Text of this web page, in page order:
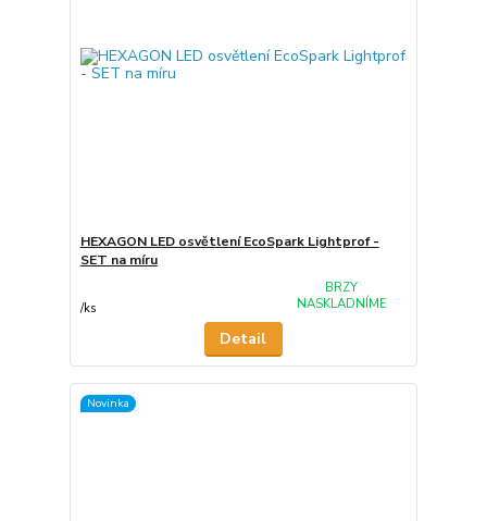
HEXAGON LED osvětlení EcoSpark Lightprof -
SET na míru
/ks
BRZY
NASKLADNÍME
Detail
Novinka